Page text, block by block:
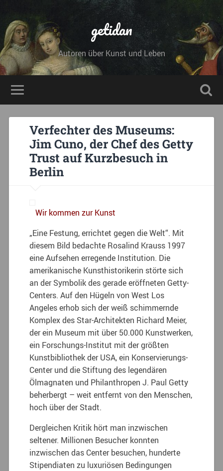
getidan
Autoren über Kunst und Leben
Verfechter des Museums:
Jim Cuno, der Chef des Getty
Trust auf Kurzbesuch in
Berlin
Wir kommen zur Kunst
„Eine Festung, errichtet gegen die Welt“. Mit
diesem Bild bedachte Rosalind Krauss 1997
eine Aufsehen erregende Institution. Die
amerikanische Kunsthistorikerin störte sich
an der Symbolik des gerade eröffneten Getty-
Centers. Auf den Hügeln von West Los
Angeles erhob sich der weiß schimmernde
Komplex des Star-Architekten Richard Meier,
der ein Museum mit über 50.000 Kunstwerken,
ein Forschungs-Institut mit der größten
Kunstbibliothek der USA, ein Konservierungs-
Center und die Stiftung des legendären
Ölmagnaten und Philanthropen J. Paul Getty
beherbergt – weit entfernt von den Menschen,
hoch über der Stadt.
Dergleichen Kritik hört man inzwischen
seltener. Millionen Besucher konnten
inzwischen das Center besuchen, hunderte
Stipendiaten zu luxuriösen Bedingungen